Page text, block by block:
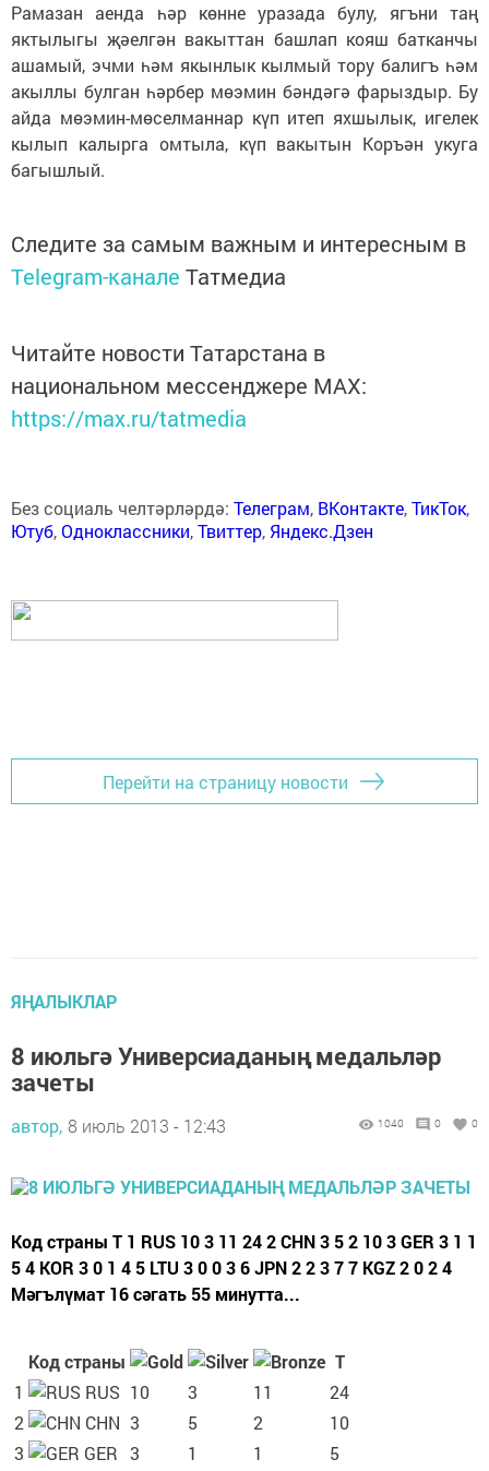
Рамазан аенда һәр көнне уразада булу, ягъни таң
яктылыгы җәелгән вакыттан башлап кояш батканчы
ашамый, эчми һәм якынлык кылмый тору балигъ һәм
акыллы булган һәрбер мөэмин бәндәгә фарыздыр. Бу
айда мөэмин-мөселманнар күп итеп яхшылык, игелек
кылып калырга омтыла, күп вакытын Коръән укуга
багышлый.
Следите за самым важным и интересным в
Telegram-канале Татмедиа
Читайте новости Татарстана в
национальном мессенджере MАХ:
https://max.ru/tatmedia
Без социаль челтәрләрдә: Телеграм, ВКонтакте,ТикТок,
Ютуб,Одноклассники,Твиттер, Яндекс.Дзен
Перейти на страницу новости
ЯҢАЛЫКЛАР
8 июльгә Универсиаданың медальләр
зачеты
автор, 8 июль 2013 - 12:43 1040 0 0
Код страны T 1 RUS 10 3 11 24 2 CHN 3 5 2 10 3 GER 3 1 1
5 4 KOR 3 0 1 4 5 LTU 3 0 0 3 6 JPN 2 2 3 7 7 KGZ 2 0 2 4
Мәгълүмат 16 сәгать 55 минутта...
Код страны
T
1
RUS 10 3 11
24
2
CHN 3 5 2
10
3
GER 3 1 1
5